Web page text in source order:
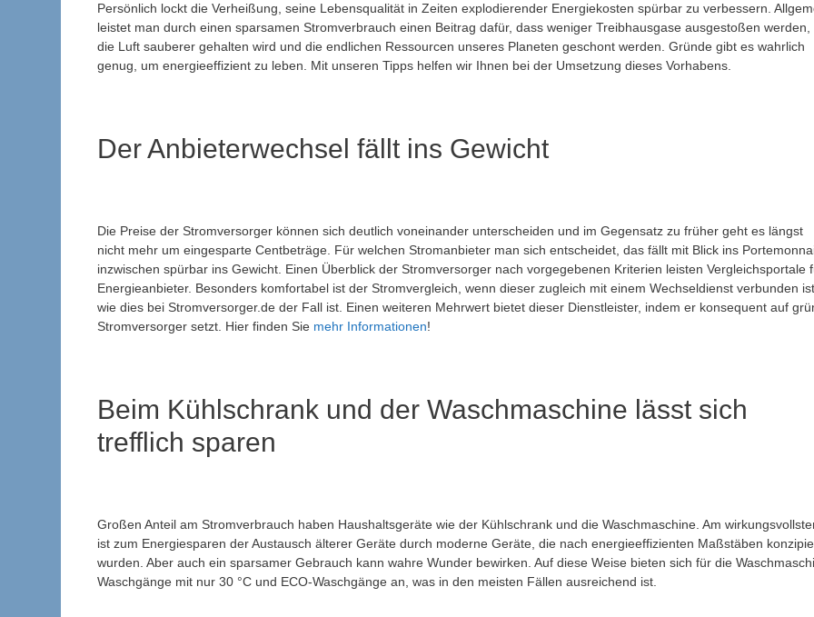
Persönlich lockt die Verheißung, seine Lebensqualität in Zeiten explodierender Energiekosten spürbar zu verbessern.
leistet man durch einen sparsamen Stromverbrauch einen Beitrag dafür, dass weniger Treibhausgase ausgestoßen werden,
die Luft sauberer gehalten wird und die endlichen Ressourcen unseres Planeten geschont werden. Gründe gibt es wahrlich
genug, um energieeffizient zu leben. Mit unseren Tipps helfen wir Ihnen bei der Umsetzung dieses Vorhabens.
Der Anbieterwechsel fällt ins Gewicht
Die Preise der Stromversorger können sich deutlich voneinander unterscheiden und im Gegensatz zu früher geht es längst
nicht mehr um eingesparte Centbeträge. Für welchen Stromanbieter man sich entscheidet, das fällt mit Blick ins
inzwischen spürbar ins Gewicht. Einen Überblick der Stromversorger nach vorgegebenen Kriterien leisten Vergleichsportale
Energieanbieter. Besonders komfortabel ist der Stromvergleich, wenn dieser zugleich mit einem Wechseldienst verbunden ist,
wie dies bei Stromversorger.de der Fall ist. Einen weiteren Mehrwert bietet dieser Dienstleister, indem er konsequent auf
Stromversorger setzt. Hier finden Sie mehr Informationen!
Beim Kühlschrank und der Waschmaschine lässt sich
trefflich sparen
Großen Anteil am Stromverbrauch haben Haushaltsgeräte wie der Kühlschrank und die Waschmaschine. Am
ist zum Energiesparen der Austausch älterer Geräte durch moderne Geräte, die nach energieeffizienten Maßstäben
wurden. Aber auch ein sparsamer Gebrauch kann wahre Wunder bewirken. Auf diese Weise bieten sich für die
Waschgänge mit nur 30 °C und ECO-Waschgänge an, was in den meisten Fällen ausreichend ist.